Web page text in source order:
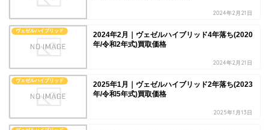
2024年2月21日
ヴェゼルハイブリッド
2024年2月｜ヴェゼルハイブリッド4年落ち(2020
年/令和2年式)買取価格
2024年2月21日
ヴェゼルハイブリッド
2025年1月｜ヴェゼルハイブリッド2年落ち(2023
年/令和5年式)買取価格
2025年1月13日